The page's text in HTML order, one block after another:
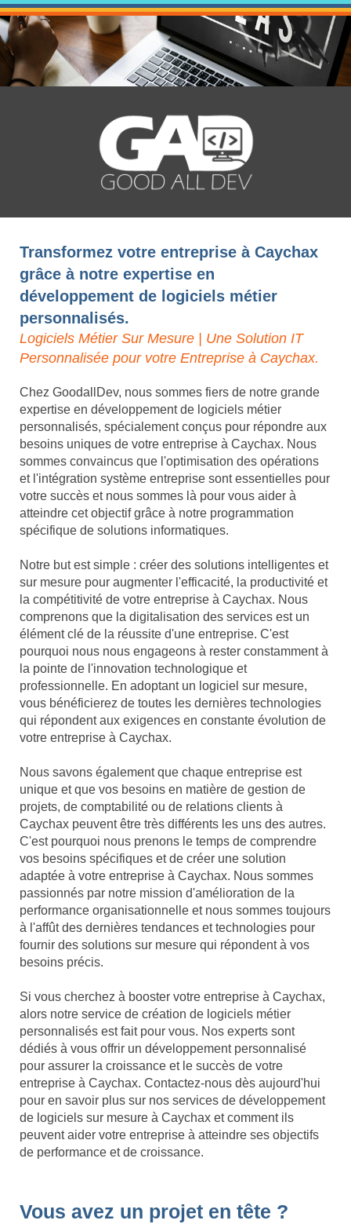
Transformez votre entreprise à Caychax
grâce à notre expertise en
développement de logiciels métier
personnalisés.
Logiciels Métier Sur Mesure | Une Solution IT
Personnalisée pour votre Entreprise à Caychax.
Chez GoodallDev, nous sommes fiers de notre grande
expertise en développement de logiciels métier
personnalisés, spécialement conçus pour répondre aux
besoins uniques de votre entreprise à Caychax. Nous
sommes convaincus que l'optimisation des opérations
et l'intégration système entreprise sont essentielles pour
votre succès et nous sommes là pour vous aider à
atteindre cet objectif grâce à notre programmation
spécifique de solutions informatiques.
Notre but est simple : créer des solutions intelligentes et
sur mesure pour augmenter l'efficacité, la productivité et
la compétitivité de votre entreprise à Caychax. Nous
comprenons que la digitalisation des services est un
élément clé de la réussite d'une entreprise. C'est
pourquoi nous nous engageons à rester constamment à
la pointe de l'innovation technologique et
professionnelle. En adoptant un logiciel sur mesure,
vous bénéficierez de toutes les dernières technologies
qui répondent aux exigences en constante évolution de
votre entreprise à Caychax.
Nous savons également que chaque entreprise est
unique et que vos besoins en matière de gestion de
projets, de comptabilité ou de relations clients à
Caychax peuvent être très différents les uns des autres.
C'est pourquoi nous prenons le temps de comprendre
vos besoins spécifiques et de créer une solution
adaptée à votre entreprise à Caychax. Nous sommes
passionnés par notre mission d'amélioration de la
performance organisationnelle et nous sommes toujours
à l'affût des dernières tendances et technologies pour
fournir des solutions sur mesure qui répondent à vos
besoins précis.
Si vous cherchez à booster votre entreprise à Caychax,
alors notre service de création de logiciels métier
personnalisés est fait pour vous. Nos experts sont
dédiés à vous offrir un développement personnalisé
pour assurer la croissance et le succès de votre
entreprise à Caychax. Contactez-nous dès aujourd'hui
pour en savoir plus sur nos services de développement
de logiciels sur mesure à Caychax et comment ils
peuvent aider votre entreprise à atteindre ses objectifs
de performance et de croissance.
Vous avez un projet en tête ?